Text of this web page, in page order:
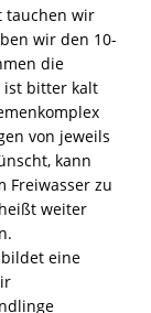
tauchen wir
wir den 10-
die
ist bitter kalt
von jeweils
kann
Freiwasser zu
weiter
bildet eine